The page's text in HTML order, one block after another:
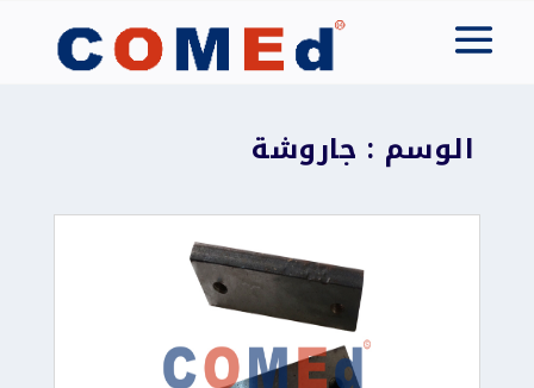
الوسم : جاروشة